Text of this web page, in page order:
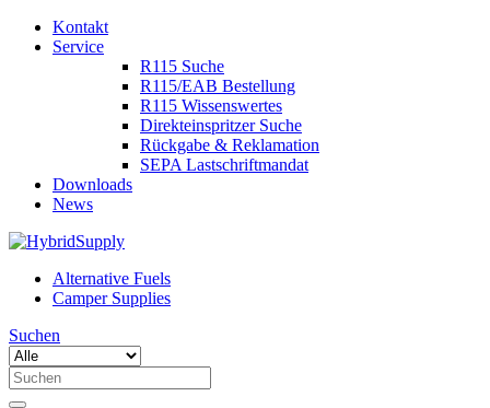
Kontakt
Service
R115 Suche
R115/EAB Bestellung
R115 Wissenswertes
Direkteinspritzer Suche
Rückgabe & Reklamation
SEPA Lastschriftmandat
Downloads
News
Alternative Fuels
Camper Supplies
Suchen